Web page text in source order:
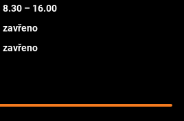
8.30 – 16.00
zavřeno
zavřeno